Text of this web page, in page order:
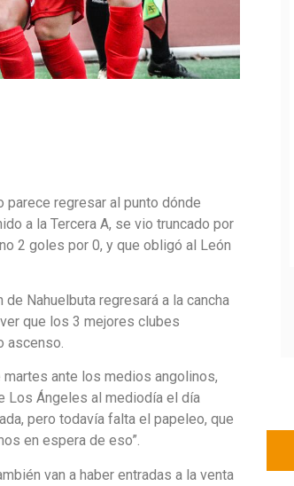
regresar al punto dónde
a la Tercera A, se vio truncado por
2 goles por 0, y que obligó al León
Nahuelbuta regresará a la cancha
que los 3 mejores clubes
ascenso.
ante los medios angolinos,
Los Ángeles al mediodía el día
pero todavía falta el papeleo, que
en espera de eso”.
van a haber entradas a la venta